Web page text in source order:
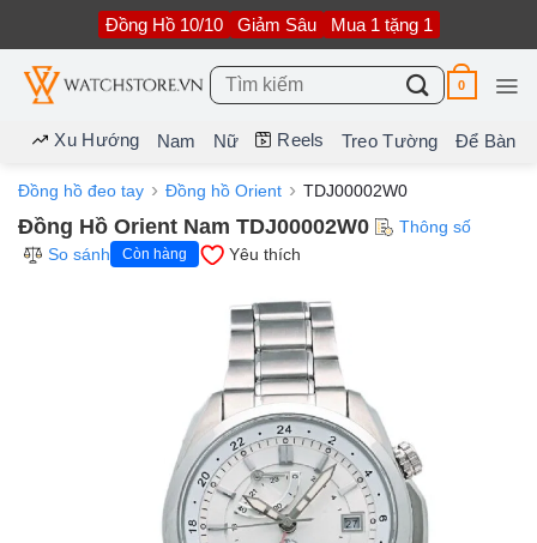
nội
dung
Đồng Hồ 10/10 Giảm Sâu Mua 1 tặng 1
Tìm
kiếm:
0
Xu Hướng Nam Nữ Reels Treo Tường Để Bàn
Đồng hồ đeo tay Đồng hồ Orient TDJ00002W0
Đồng Hồ Orient Nam TDJ00002W0
Thông số
So sánh
Còn hàng Yêu thích